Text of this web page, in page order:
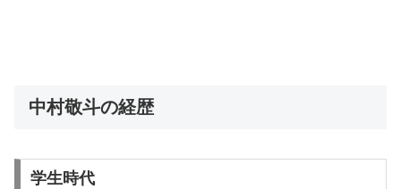
中村敬斗の経歴
学生時代